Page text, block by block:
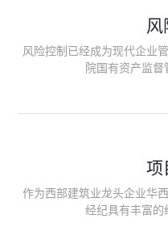
供专业、优
风
风险控制已经成为现代企业
院国有资产监督
能够为客户降低风险管理成
从风险评估、风险分析、风
等全方位、全过程、专家式
项
作为西部建筑业龙头企业华
经纪具有丰富的